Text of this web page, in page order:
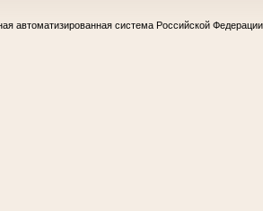
автоматизированная система Российской